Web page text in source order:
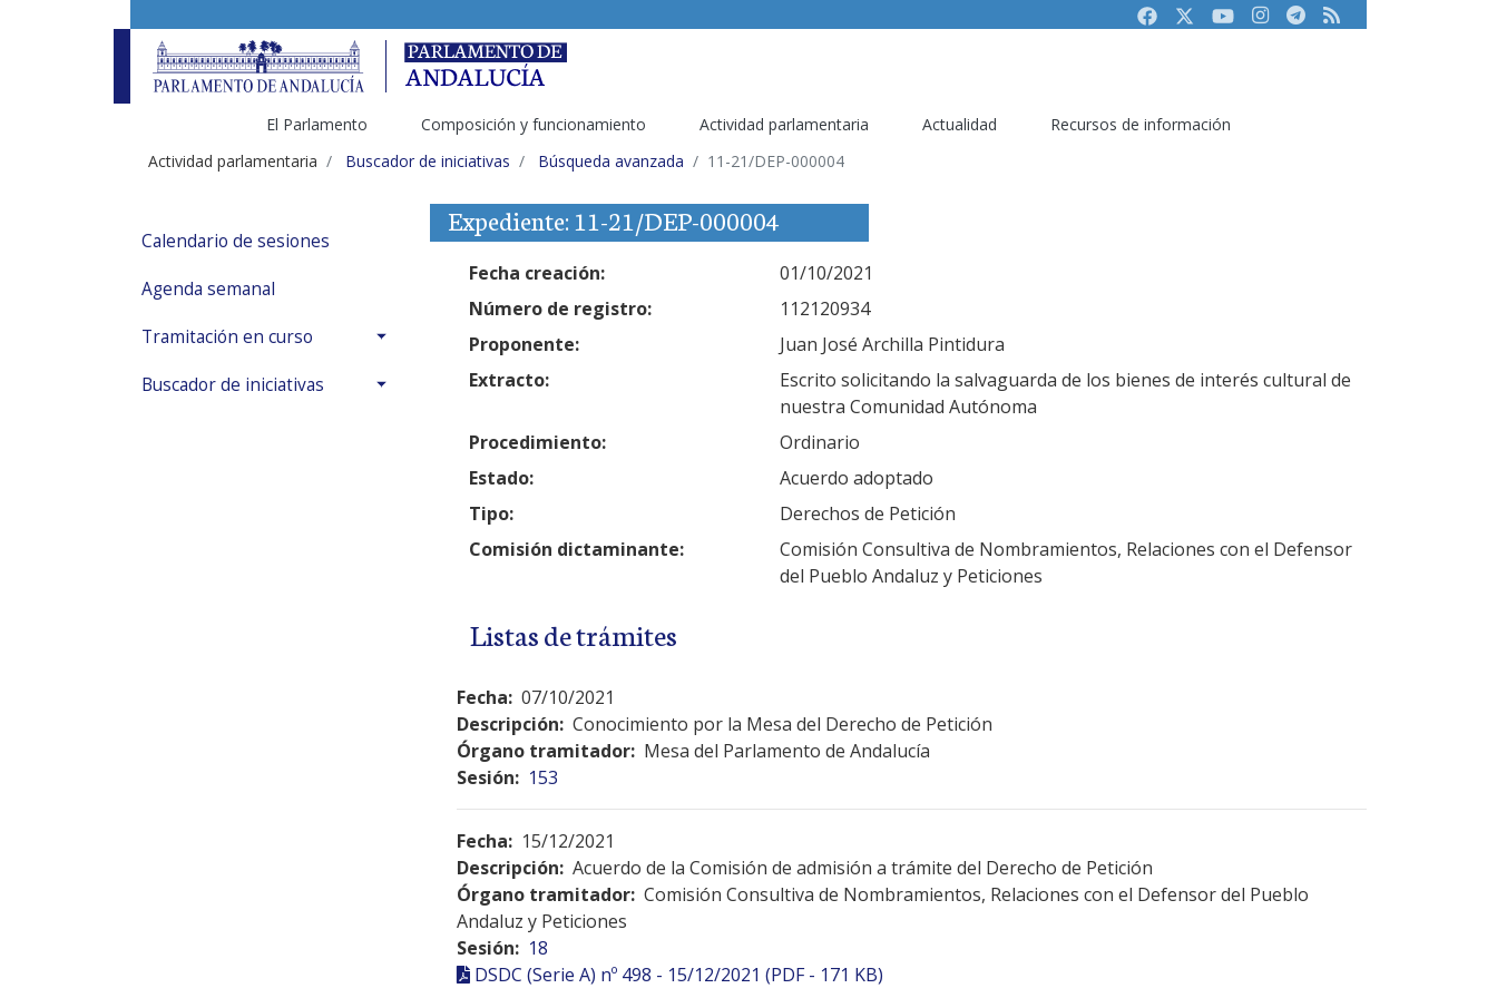
FacebookTwitterYoutubeInstagram
Telegram
RSS
El Parlamento Composición y funcionamiento Actividad parlamentaria Actualidad
Recursos de información
Actividad parlamentaria
Buscador de iniciativas Búsqueda avanzada 11-21/DEP-000004
Calendario de sesiones
Agenda semanal
Tramitación en curso
Buscador de iniciativas
Expediente: 11-21/DEP-000004
Fecha creación:
01/10/2021
Número de registro:
112120934
Proponente:
Juan José Archilla Pintidura
Extracto:
Escrito solicitando la salvaguarda de los bienes de interés cultural de
nuestra Comunidad Autónoma
Procedimiento:
Ordinario
Estado:
Acuerdo adoptado
Tipo:
Derechos de Petición
Comisión dictaminante:
Comisión Consultiva de Nombramientos, Relaciones con el Defensor
del Pueblo Andaluz y Peticiones
Listas de trámites
Fecha: 07/10/2021
Descripción: Conocimiento por la Mesa del Derecho de Petición
Órgano tramitador: Mesa del Parlamento de Andalucía
Sesión: 153
Fecha: 15/12/2021
Descripción: Acuerdo de la Comisión de admisión a trámite del Derecho de Petición
Órgano tramitador: Comisión Consultiva de Nombramientos, Relaciones con el Defensor del Pueblo
Andaluz y Peticiones
Sesión: 18
DSDC (Serie A) nº 498 - 15/12/2021 (PDF - 171 KB)